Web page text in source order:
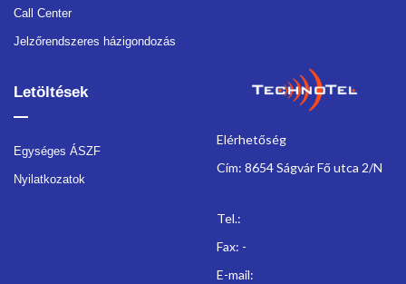
Call Center
Jelzőrendszeres házigondozás
Letöltések
Egységes ÁSZF
Nyilatkozatok
Elérhetőség
Cím: 8654 Ságvár Fő utca 2/N
Tel.:
Fax: -
E-mail: